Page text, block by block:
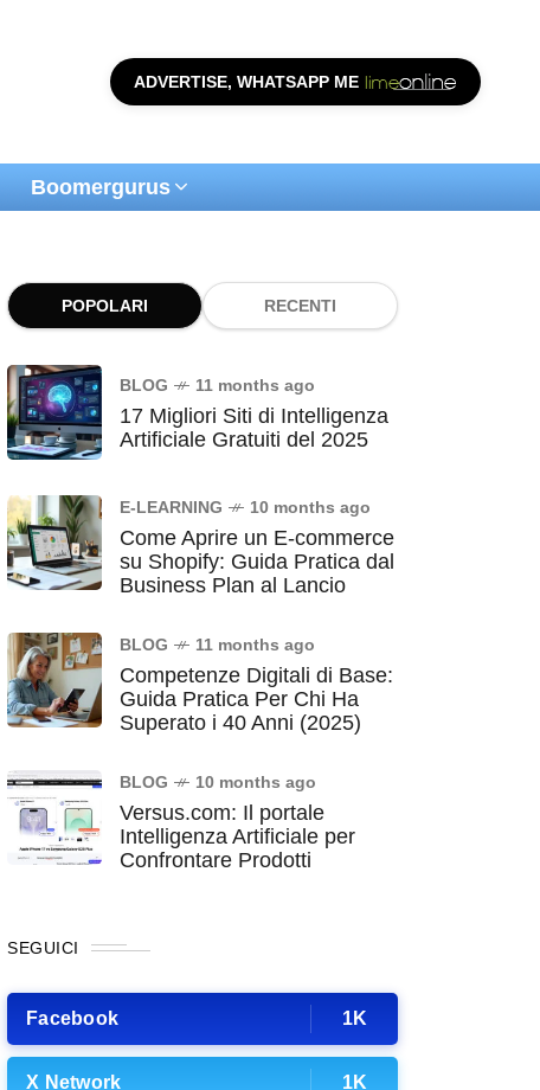
ADVERTISE, WHATSAPP ME
Boomergurus
POPOLARI RECENTI
BLOG 11 months ago
17 Migliori Siti di Intelligenza
Artificiale Gratuiti del 2025
E-LEARNING 10 months ago
Come Aprire un E-commerce
su Shopify: Guida Pratica dal
Business Plan al Lancio
BLOG 11 months ago
Competenze Digitali di Base:
Guida Pratica Per Chi Ha
Superato i 40 Anni (2025)
BLOG 10 months ago
Versus.com: Il portale
Intelligenza Artificiale per
Confrontare Prodotti
SEGUICI
Facebook 1K
X Network 1K